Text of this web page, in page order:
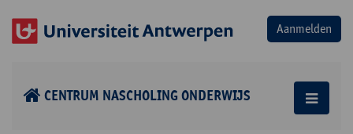
CENTRUM NASCHOLING ONDERWIJS